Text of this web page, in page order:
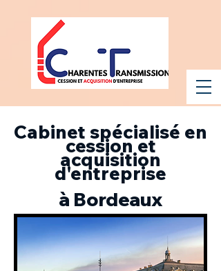
Cabinet spécialisé en
cession et
acquisition
d'entreprise
à Bordeaux